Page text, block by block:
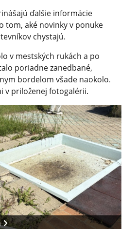
ďalšie informácie
tom, aké novinky v ponuke
chystajú.
v mestských rukách a po
poriadne zanedbané,
bordelom všade naokolo.
v priloženej fotogalérii.